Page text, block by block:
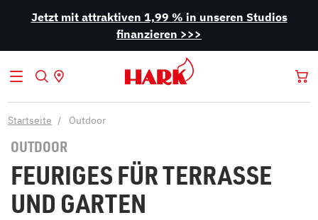
Jetzt mit attraktiven 1,99 % in unseren Studios
finanzieren >>>
Startseite Outdoor
OUTDOOR
FEURIGES FÜR TERRASSE
UND GARTEN